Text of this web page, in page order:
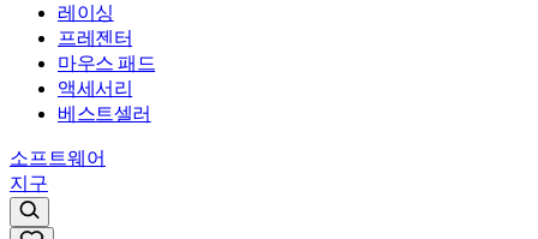
레이싱
프레젠터
마우스 패드
액세서리
베스트셀러
소프트웨어
지구